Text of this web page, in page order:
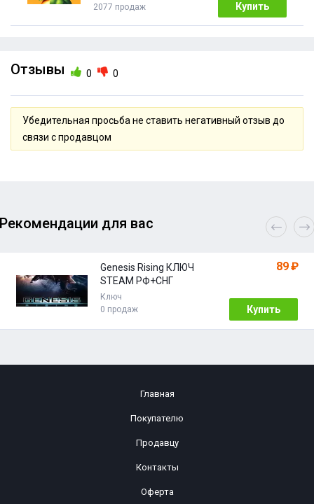
2077 продаж
Купить
Отзывы 0 0
Убедительная просьба не ставить негативный отзыв до
связи с продавцом
Рекомендации для вас
Genesis Rising КЛЮЧ
STEAM РФ+СНГ
Ключ
0 продаж
89 ₽
Купить
Главная
Покупателю
Продавцу
Контакты
Оферта